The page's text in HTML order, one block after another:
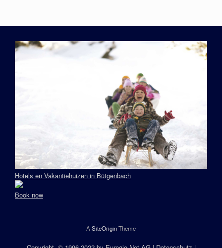
Hotels en Vakantiehuizen in Bütgenbach
Book now
A SiteOriginTheme